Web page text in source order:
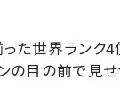
た世界ランク4
の目の前で見